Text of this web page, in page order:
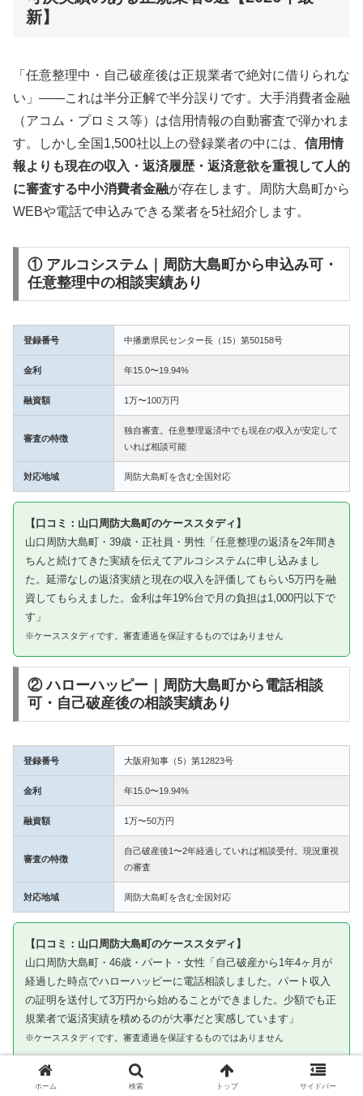
新】
「任意整理中・自己破産後は正規業者で絶対に借りられな
い」——これは半分正解で半分誤りです。大手消費者金融
（アコム・プロミス等）は信用情報の自動審査で弾かれま
す。しかし全国1,500社以上の登録業者の中には、 信用情
報よりも現在の収入・返済履歴・返済意欲を重視して人的
に審査する中小消費者金融が存在します。周防大島町から
WEBや電話で申込みできる業者を5社紹介します。
① アルコシステム｜周防大島町から申込み可・
任意整理中の相談実績あり
登録番号 中播磨県民センター長（15）第50158号
金利 年15.0〜19.94%
融資額 1万〜100万円
審査の特徴
独自審査。任意整理返済中でも現在の収入が安定して
いれば相談可能
対応地域 周防大島町を含む全国対応
【口コミ：山口周防大島町のケーススタディ】
山口周防大島町・39歳・正社員・男性「任意整理の返済を2年間き
ちんと続けてきた実績を伝えてアルコシステムに申し込みまし
た。延滞なしの返済実績と現在の収入を評価してもらい5万円を融
資してもらえました。金利は年19%台で月の負担は1,000円以下で
す」
※ケーススタディです。審査通過を保証するものではありません
② ハローハッピー｜周防大島町から電話相談
可・自己破産後の相談実績あり
登録番号 大阪府知事（5）第12823号
金利 年15.0〜19.94%
融資額 1万〜50万円
審査の特徴
自己破産後1〜2年経過していれば相談受付。現況重視
の審査
対応地域 周防大島町を含む全国対応
【口コミ：山口周防大島町のケーススタディ】
山口周防大島町・46歳・パート・女性「自己破産から1年4ヶ月が
経過した時点でハローハッピーに電話相談しました。パート収入
の証明を送付して3万円から始めることができました。少額でも正
規業者で返済実績を積めるのが大事だと実感しています」
※ケーススタディです。審査通過を保証するものではありません
③ キャネット｜周防大島町から申込み可・北海
ホーム 検索 トップ サイドバー